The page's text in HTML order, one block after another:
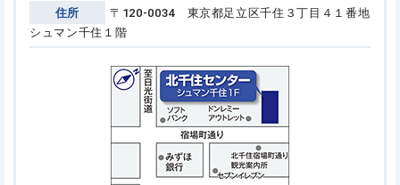
住所
〒120-0034 東京都足立区千住３丁目４１番地
シュマン千住１階